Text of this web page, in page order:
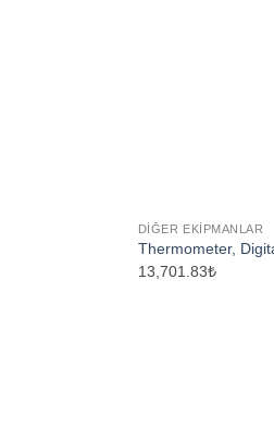
DIĞER EKIPMANLAR
Thermometer,
13,701.83₺